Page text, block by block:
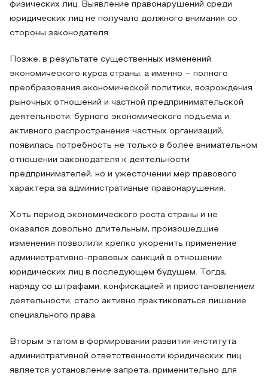
физических лиц. Выявление правонарушений среди
юридических лиц не получало должного внимания со
стороны законодателя.
Позже, в результате существенных изменений
экономического курса страны, а именно – полного
преобразования экономической политики, возрождения
рыночных отношений и частной предпринимательской
деятельности, бурного экономического подъема и
активного распространения частных организаций,
появилась потребность не только в более внимательном
отношении законодателя к деятельности
предпринимателей, но и ужесточении мер правового
характера за административные правонарушения.
Хоть период экономического роста страны и не
оказался довольно длительным, произошедшие
изменения позволили крепко укоренить применение
административно-правовых санкций в отношении
юридических лиц в последующем будущем. Тогда,
наряду со штрафами, конфискацией и приостановлением
деятельности, стало активно практиковаться лишение
специального права.
Вторым этапом в формировании развития института
административной ответственности юридических лиц
является установление запрета, применительно для